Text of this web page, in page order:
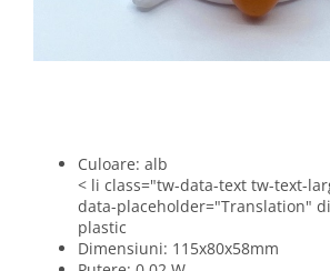
Culoare: alb
< li class="tw-data-text tw-text-
data-placeholder="Translation"
plastic
Dimensiuni: 115x80x58mm